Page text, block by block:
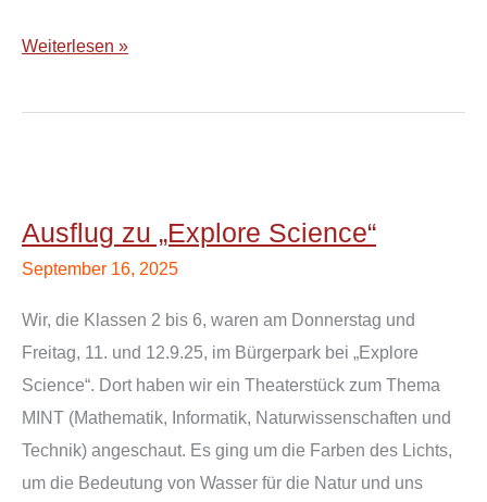
Weiterlesen »
Ausflug zu „Explore Science“
September 16, 2025
Wir, die Klassen 2 bis 6, waren am Donnerstag und
Freitag, 11. und 12.9.25, im Bürgerpark bei „Explore
Science“. Dort haben wir ein Theaterstück zum Thema
MINT (Mathematik, Informatik, Naturwissenschaften und
Technik) angeschaut. Es ging um die Farben des Lichts,
um die Bedeutung von Wasser für die Natur und uns
„Explore
Science“